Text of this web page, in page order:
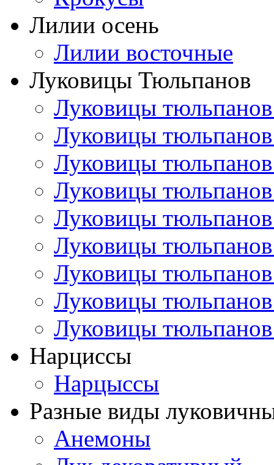
Лилии осень
Лилии восточные
Луковицы Тюльпанов
Луковицы
Луковицы
Луковицы
Луковицы
Луковицы
Луковицы
Луковицы
Луковицы
Луковицы
Нарциссы
Нарцыссы
Разные виды
Анемоны